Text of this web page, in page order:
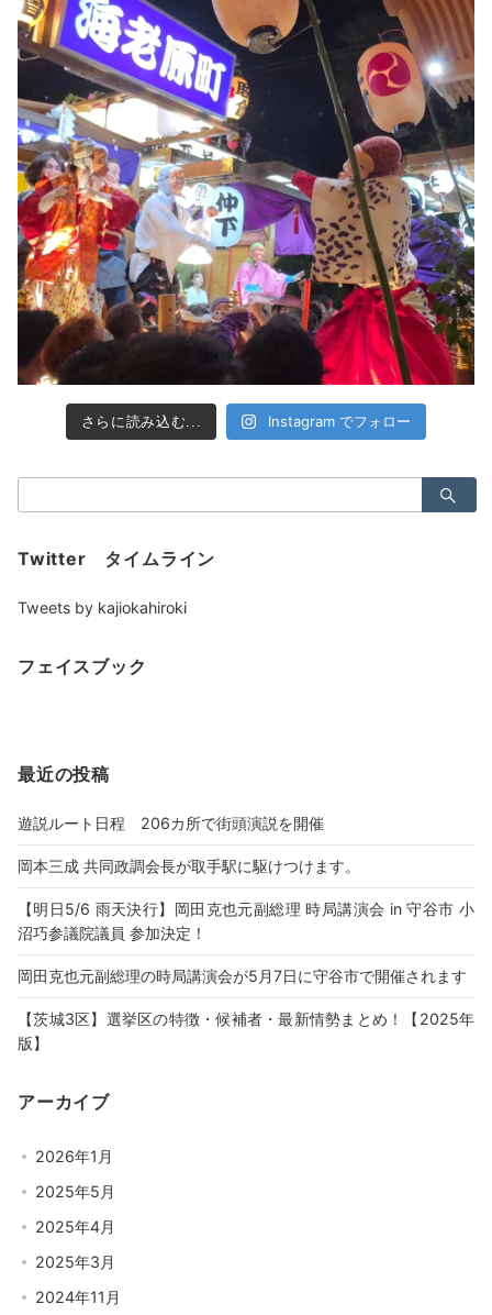
さらに読み込む... Instagram でフォロー
索：
Twitter タイムライン
Tweets by kajiokahiroki
フェイスブック
最近の投稿
遊説ルート日程 206カ所で街頭演説を開催
岡本三成 共同政調会長が取手駅に駆けつけます。
【明日5/6 雨天決行】岡田克也元副総理 時局講演会 in 守谷市 小
沼巧参議院議員 参加決定！
岡田克也元副総理の時局講演会が5月7日に守谷市で開催されます
【茨城3区】選挙区の特徴・候補者・最新情勢まとめ！【2025年
版】
アーカイブ
2026年1月
2025年5月
2025年4月
2025年3月
2024年11月